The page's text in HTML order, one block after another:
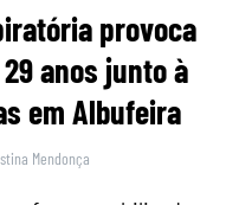
provoca
anos junto à
em Albufeira
Mendonça